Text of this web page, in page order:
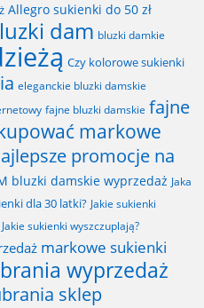
Allegro sukienki do 50 zł
dam bluzki damkie
Czy kolorowe sukienki
eleganckie bluzki damskie
fajne bluzki damskie fajne
markowe
promocje na
bluzki damskie wyprzedaż Jaka
dla 30 latki? Jakie sukienki
Jakie sukienki wyszczuplają?
markowe sukienki
wyprzedaż
sklep